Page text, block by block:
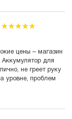
цены – магазин
для
не греет руку
уровне, проблем